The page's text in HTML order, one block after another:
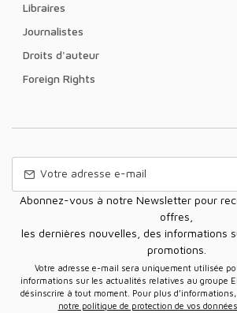
Libraires
Journalistes
Droits d'auteur
Foreign Rights
Abonnez-vous à notre Newsletter pour recevoir nos nouvelles
offres,
les dernières nouvelles, des informations
promotions.
Votre adresse e-mail sera uniquement utilisée pour vous envoyer des
informations sur les actualités relatives au groupe
désinscrire à tout moment. Pour plus
notre politique de protection de vos